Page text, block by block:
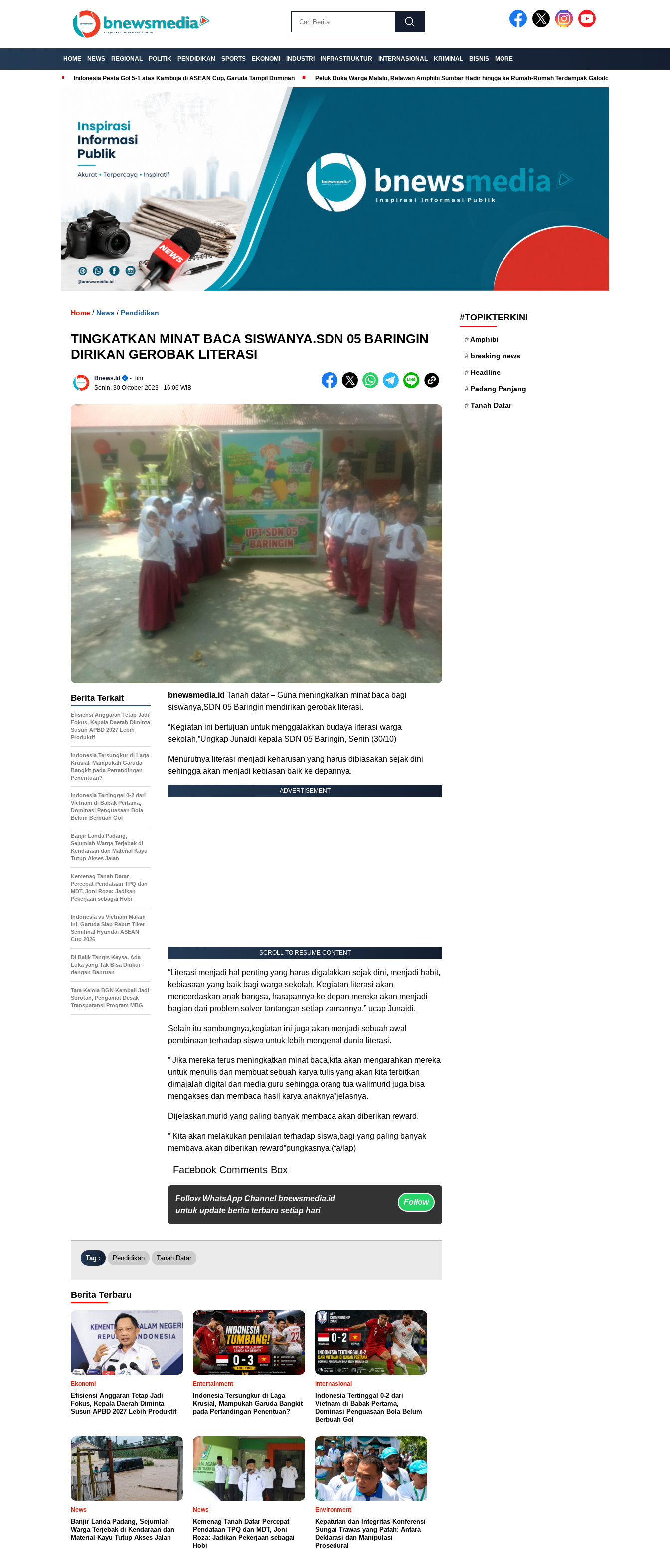
HOME NEWS REGIONAL POLITIK PENDIDIKAN SPORTS EKONOMI INDUSTRI INFRASTRUKTUR INTERNASIONAL KRIMINAL BISNIS MORE
Indonesia Pesta Gol 5-1 atas Kamboja di ASEAN Cup, Garuda Tampil Dominan Peluk Duka Warga Malalo, Relawan Amphibi Sumbar Hadir hingga ke Rumah-Rumah Terdampak Galodo
Home / News / Pendidikan
TINGKATKAN MINAT BACA SISWANYA.SDN 05 BARINGIN
DIRIKAN GEROBAK LITERASI
Bnews.id
- Tim
Senin, 30 Oktober 2023 - 16:06 WIB
bnewsmedia.id Tanah datar – Guna meningkatkan minat baca bagi
siswanya,SDN 05 Baringin mendirikan gerobak literasi.
“Kegiatan ini bertujuan untuk menggalakkan budaya literasi warga
sekolah,”Ungkap Junaidi kepala SDN 05 Baringin, Senin (30/10)
Menurutnya literasi menjadi keharusan yang harus dibiasakan sejak dini
sehingga akan menjadi kebiasan baik ke depannya.
ADVERTISEMENT
SCROLL TO RESUME CONTENT
“Literasi menjadi hal penting yang harus digalakkan sejak dini, menjadi habit,
kebiasaan yang baik bagi warga sekolah. Kegiatan literasi akan
mencerdaskan anak bangsa, harapannya ke depan mereka akan menjadi
bagian dari problem solver tantangan setiap zamannya,” ucap Junaidi.
Selain itu sambungnya,kegiatan ini juga akan menjadi sebuah awal
pembinaan terhadap siswa untuk lebih mengenal dunia literasi.
” Jika mereka terus meningkatkan minat baca,kita akan mengarahkan mereka
untuk menulis dan membuat sebuah karya tulis yang akan kita terbitkan
dimajalah digital dan media guru sehingga orang tua walimurid juga bisa
mengakses dan membaca hasil karya anaknya”jelasnya.
Dijelaskan.murid yang paling banyak membaca akan diberikan reward.
” Kita akan melakukan penilaian terhadap siswa,bagi yang paling banyak
membava akan diberikan reward”pungkasnya.(fa/lap)
Facebook Comments Box
Follow WhatsApp Channel bnewsmedia.id
untuk update berita terbaru setiap hari
Follow
Berita Terkait
Efisiensi Anggaran Tetap Jadi
Fokus, Kepala Daerah Diminta
Susun APBD 2027 Lebih
Produktif
Indonesia Tersungkur di Laga
Krusial, Mampukah Garuda
Bangkit pada Pertandingan
Penentuan?
Indonesia Tertinggal 0-2 dari
Vietnam di Babak Pertama,
Dominasi Penguasaan Bola
Belum Berbuah Gol
Banjir Landa Padang,
Sejumlah Warga Terjebak di
Kendaraan dan Material Kayu
Tutup Akses Jalan
Kemenag Tanah Datar
Percepat Pendataan TPQ dan
MDT, Joni Roza: Jadikan
Pekerjaan sebagai Hobi
Indonesia vs Vietnam Malam
Ini, Garuda Siap Rebut Tiket
Semifinal Hyundai ASEAN
Cup 2026
Di Balik Tangis Keysa, Ada
Luka yang Tak Bisa Diukur
dengan Bantuan
Tata Kelola BGN Kembali Jadi
Sorotan, Pengamat Desak
Transparansi Program MBG
Tag : Pendidikan Tanah Datar
Berita Terbaru
Ekonomi
Efisiensi Anggaran Tetap Jadi
Fokus, Kepala Daerah Diminta
Susun APBD 2027 Lebih Produktif
Entertainment
Indonesia Tersungkur di Laga
Krusial, Mampukah Garuda Bangkit
pada Pertandingan Penentuan?
Internasional
Indonesia Tertinggal 0-2 dari
Vietnam di Babak Pertama,
Dominasi Penguasaan Bola Belum
Berbuah Gol
News
Banjir Landa Padang, Sejumlah
Warga Terjebak di Kendaraan dan
Material Kayu Tutup Akses Jalan
News
Kemenag Tanah Datar Percepat
Pendataan TPQ dan MDT, Joni
Roza: Jadikan Pekerjaan sebagai
Hobi
Environment
Kepatutan dan Integritas Konferensi
Sungai Trawas yang Patah: Antara
Deklarasi dan Manipulasi
Prosedural
#TOPIKTERKINI
Amphibi
breaking news
Headline
Padang Panjang
Tanah Datar